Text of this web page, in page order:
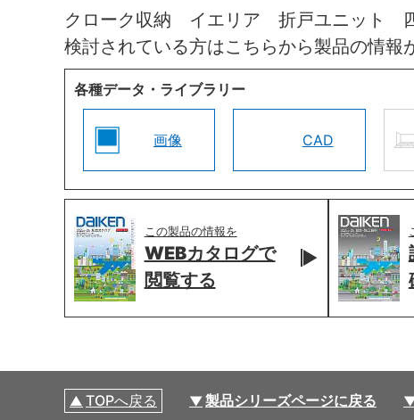
クローク収納 イエリア 折戸ユニット
検討されている方はこちらから製品の情報
各種データ・ライブラリー
画像 CAD
この製品の情報を
WEBカタログで
閲覧する
TOPへ戻る 製品シリーズページに戻る